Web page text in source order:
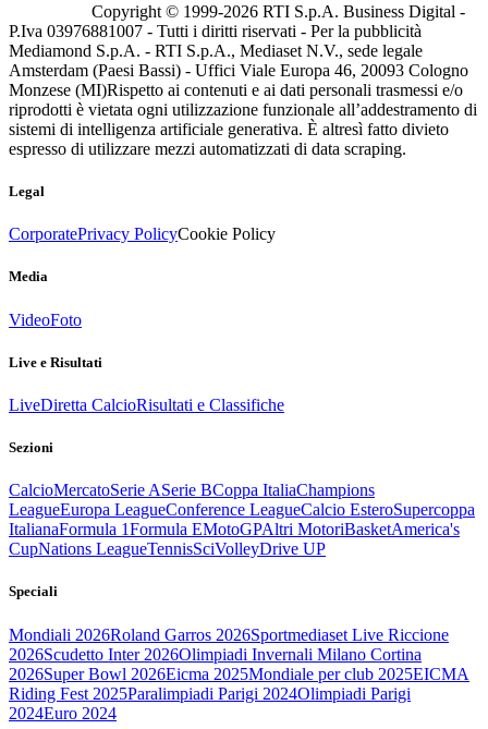
Copyright © 1999-2026 RTI S.p.A. Business Digital -
P.Iva 03976881007 - Tutti i diritti riservati - Per la pubblicità
Mediamond S.p.A. - RTI S.p.A., Mediaset N.V., sede legale
Amsterdam (Paesi Bassi) - Uffici Viale Europa 46, 20093 Cologno
Monzese (MI)Rispetto ai contenuti e ai dati personali trasmessi e/o
riprodotti è vietata ogni utilizzazione funzionale all’addestramento di
sistemi di intelligenza artificiale generativa. È altresì fatto divieto
espresso di utilizzare mezzi automatizzati di data scraping.
Legal
CorporatePrivacy PolicyCookie Policy
Media
VideoFoto
Live e Risultati
LiveDiretta CalcioRisultati e Classifiche
Sezioni
CalcioMercatoSerie ASerie BCoppa ItaliaChampions
LeagueEuropa LeagueConference LeagueCalcio EsteroSupercoppa
ItalianaFormula 1Formula EMotoGPAltri MotoriBasketAmerica's
CupNations LeagueTennisSciVolleyDrive UP
Speciali
Mondiali 2026Roland Garros 2026Sportmediaset Live Riccione
2026Scudetto Inter 2026Olimpiadi Invernali Milano Cortina
2026Super Bowl 2026Eicma 2025Mondiale per club 2025EICMA
Riding Fest 2025Paralimpiadi Parigi 2024Olimpiadi Parigi
2024Euro 2024